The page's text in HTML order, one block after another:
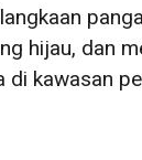
hijau, dan
di kawasan